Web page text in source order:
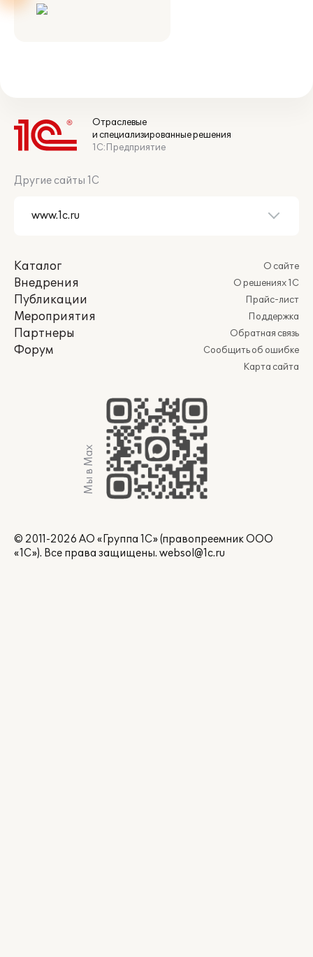
Отраслевые
и специализированные решения
1С:Предприятие
Другие сайты 1С
Каталог
Внедрения
Публикации
Мероприятия
Партнеры
Форум
О сайте
О решениях 1С
Прайс-лист
Поддержка
Обратная связь
Сообщить об ошибке
Карта сайта
Мы в Max
© 2011-2026 АО «Группа 1С» (правопреемник ООО
«1С»). Все права защищены. websol@1c.ru